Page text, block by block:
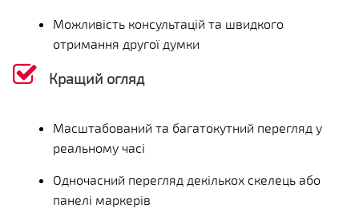
Можливість консультацій та швидкого
отримання другої думки
Кращий огляд
Масштабований та багатокутний перегляд у
реальному часі
Одночасний перегляд декількох скелець або
панелі маркерів